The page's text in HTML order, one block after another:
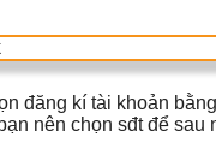
đăng kí tài khoản
nên chọn sđt để sau